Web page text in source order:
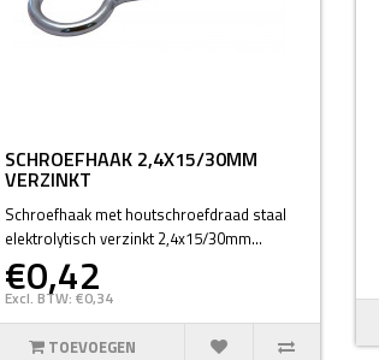
SCHROEFHAAK 2,4X15/30MM
VERZINKT
Schroefhaak met houtschroefdraad staal
elektrolytisch verzinkt 2,4x15/30mm...
€0,42
Excl. BTW: €0,34
TOEVOEGEN